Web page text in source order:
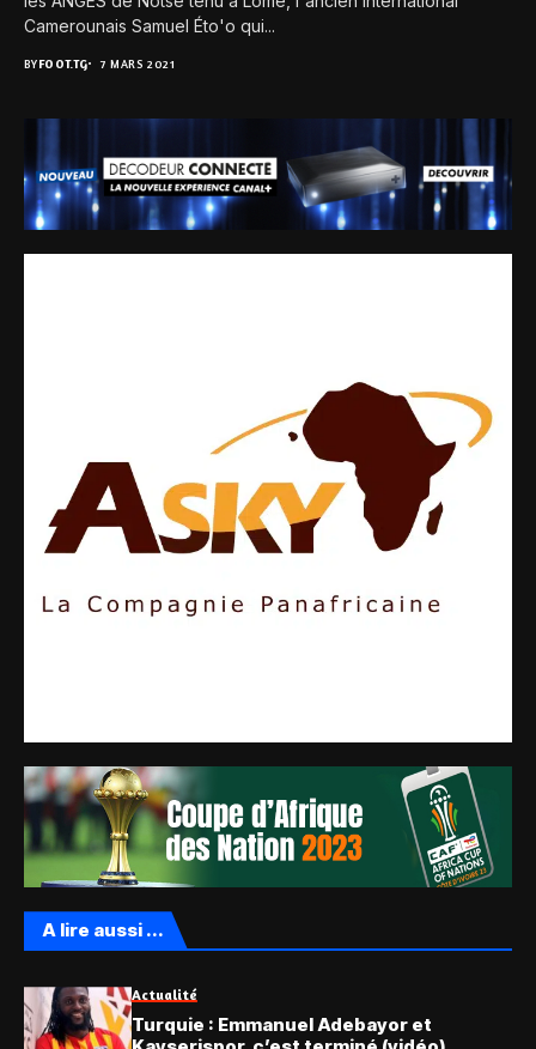
Camerounais Samuel Éto'o qui...
BYFOOT.TG 7 MARS 2021
A lire aussi ...
Actualité
Turquie : Emmanuel Adebayor et